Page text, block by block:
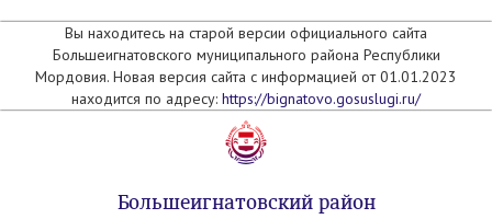
Вы находитесь на старой версии официального сайта
Большеигнатовского муниципального района Республики
Мордовия. Новая версия сайта с информацией от 01.01.2023
находится по адресу: https://bignatovo.gosuslugi.ru/
Большеигнатовский район